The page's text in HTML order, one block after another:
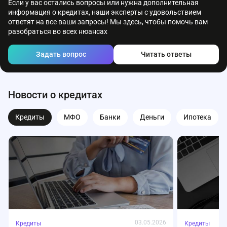
Если у вас остались вопросы или нужна дополнительная
информация о кредитах, наши эксперты с удовольствием
ответят на все ваши запросы! Мы здесь, чтобы помочь вам
разобраться во всех нюансах
Задать вопрос Читать ответы
Новости о кредитах
Кредиты МФО Банки Деньги Ипотека
Кредиты 03.05.2026 Кредиты